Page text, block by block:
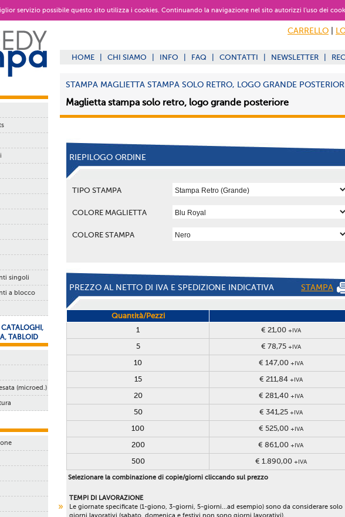
servizio possibile questo sito utilizza i cookies. Continuando la navigazione nel sito autorizzi l’uso dei
singoli
a blocco
CATALOGHI,
TABLOID
(microed.)
CARRELLO
HOME CHI SIAMO INFO FAQ CONTATTI NEWSLETTER
STAMPA MAGLIETTA STAMPA SOLO RETRO, LOGO GRANDE
Maglietta stampa solo retro, logo grande posteriore
RIEPILOGO ORDINE
TIPO STAMPA
COLORE MAGLIETTA
COLORE STAMPA
PREZZO AL NETTO DI IVA E SPEDIZIONE INDICATIVA STAMPA
Quantità/Pezzi
1
€ 21,00 +IVA
5 € 78,75 +IVA
10 € 147,00 +IVA
15 € 211,84 +IVA
20 € 281,40 +IVA
50 € 341,25 +IVA
100 € 525,00 +IVA
200 € 861,00 +IVA
500 € 1.890,00 +IVA
Selezionare la combinazione di copie/giorni cliccando sul prezzo
TEMPI DI LAVORAZIONE
Le giornate specificate (1-giono, 3-giorni, 5-giorni...ad esempio) sono da considerare solo